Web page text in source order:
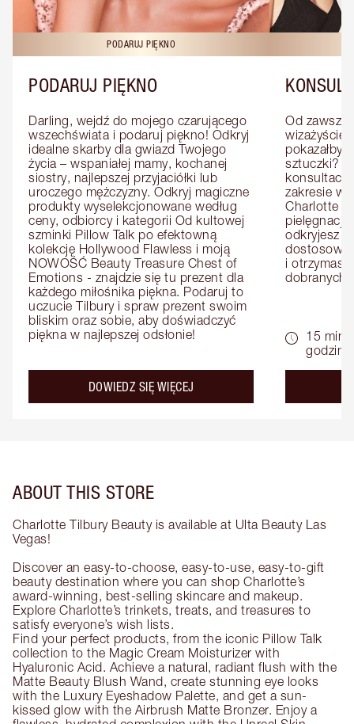
PODARUJ PIĘKNO
PODARUJ PIĘKNO
Darling, wejdź do mojego czarującego
wszechświata i podaruj piękno! Odkryj
idealne skarby dla gwiazd Twojego
życia – wspaniałej mamy, kochanej
siostry, najlepszej przyjaciółki lub
uroczego mężczyzny. Odkryj magiczne
produkty wyselekcjonowane według
ceny, odbiorcy i kategorii Od kultowej
szminki Pillow Talk po efektowną
kolekcję Hollywood Flawless i moją
NOWOŚĆ Beauty Treasure Chest of
Emotions - znajdzie się tu prezent dla
każdego miłośnika piękna. Podaruj to
uczucie Tilbury i spraw prezent swoim
bliskim oraz sobie, aby doświadczyć
piękna w najlepszej odsłonie!
DOWIEDZ SIĘ WIĘCEJ
Od zawsze
wizażyście
pokazałby
sztuczki?
zakresie
Charlotte
pielęgnacji
odkryjesz
i otrzymasz
dobranych
15
godziny
ABOUT THIS STORE
Charlotte Tilbury Beauty is available at Ulta Beauty Las
Vegas!
Discover an easy-to-choose, easy-to-use, easy-to-gift
beauty destination where you can shop Charlotte’s
award-winning, best-selling skincare and makeup.
Explore Charlotte’s trinkets, treats, and treasures to
satisfy everyone’s wish lists.
Find your perfect products, from the iconic Pillow Talk
collection to the Magic Cream Moisturizer with
Hyaluronic Acid. Achieve a natural, radiant flush with the
Matte Beauty Blush Wand, create stunning eye looks
with the Luxury Eyeshadow Palette, and get a sun-
kissed glow with the Airbrush Matte Bronzer. Enjoy a